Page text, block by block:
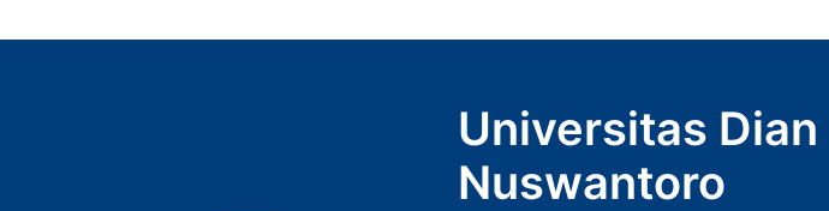
Universitas Dian
Nuswantoro